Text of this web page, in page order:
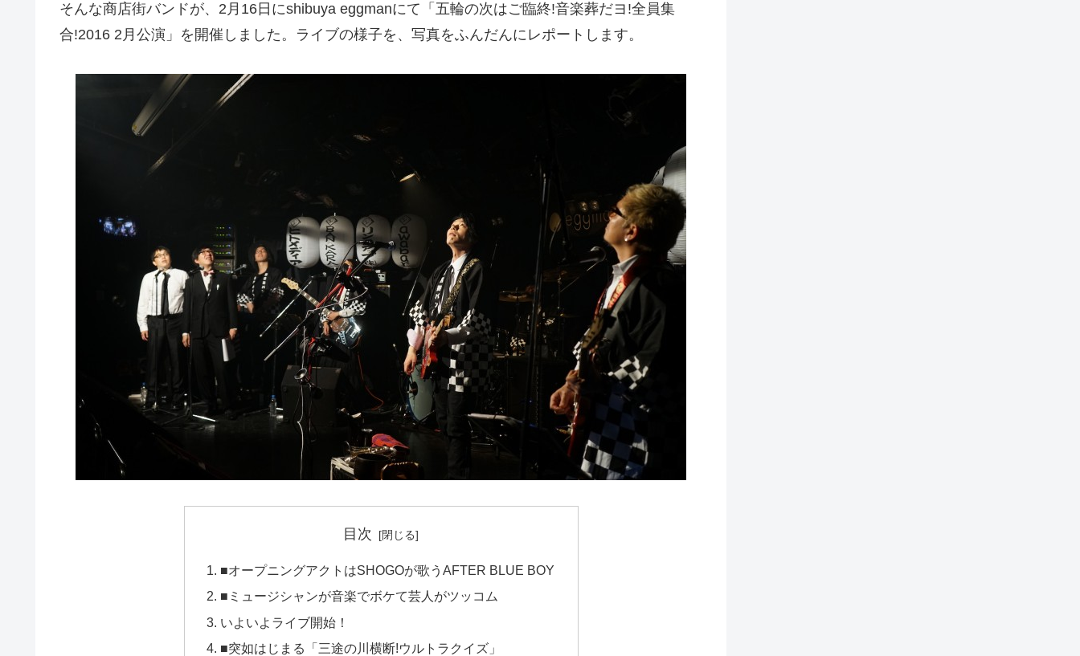
そんな商店街バンドが、2月16日にshibuya eggmanにて「五輪の次はご臨終!音楽葬だヨ!全員集
合!2016 2月公演」を開催しました。ライブの様子を、写真をふんだんにレポートします。
目次
■オープニングアクトはSHOGOが歌うAFTER BLUE BOY
■ミュージシャンが音楽でボケて芸人がツッコム
いよいよライブ開始！
■突如はじまる「三途の川横断!ウルトラクイズ」